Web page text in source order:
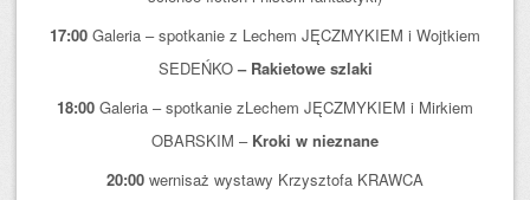
17:00 Galeria – spotkanie z Lechem JĘCZMYKIEM i Wojtkiem
SEDEŃKO– Rakietowe szlaki
18:00 Galeria – spotkanie zLechem JĘCZMYKIEM i Mirkiem
OBARSKIM – Kroki w nieznane
20:00 wernisaż wystawy Krzysztofa KRAWCA